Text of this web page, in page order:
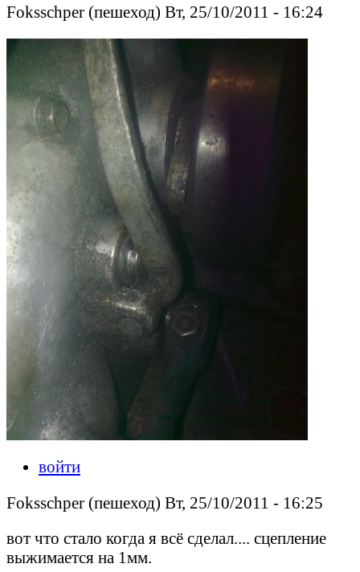
Foksschper (пешеход) Вт, 25/10/2011 - 16:24
войти
Foksschper (пешеход) Вт, 25/10/2011 - 16:25
вот что стало когда я всё сделал.... сцепление
выжимается на 1мм.